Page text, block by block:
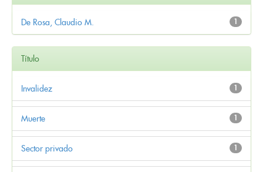
1
De Rosa, Claudio M.
Título
1
Invalidez
1
Muerte
1
Sector privado